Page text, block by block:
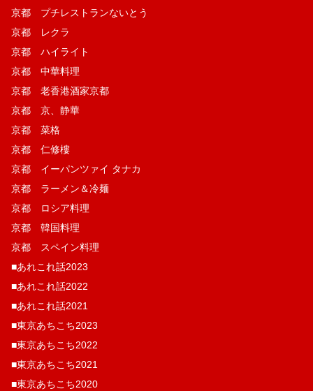
京都 プチレストランないとう
京都 レクラ
京都 ハイライト
京都 中華料理
京都 老香港酒家京都
京都 京、静華
京都 菜格
京都 仁修樓
京都 イーパンツァイ タナカ
京都 ラーメン＆冷麺
京都 ロシア料理
京都 韓国料理
京都 スペイン料理
■あれこれ話2023
■あれこれ話2022
■あれこれ話2021
■東京あちこち2023
■東京あちこち2022
■東京あちこち2021
■東京あちこち2020